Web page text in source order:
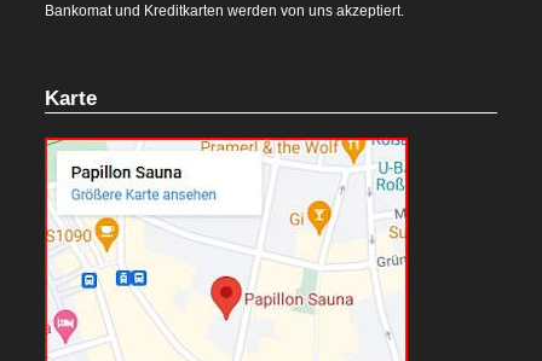
Bankomat und Kreditkarten werden von uns akzeptiert.
Karte